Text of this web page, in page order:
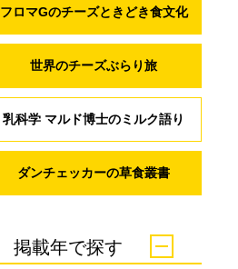
フロマGのチーズときどき食文化
世界のチーズぶらり旅
乳科学 マルド博士のミルク語り
ダンチェッカーの草食叢書
掲載年で探す